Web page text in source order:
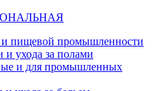
и пищевой промышленности
и ухода за полами
и для промышленных